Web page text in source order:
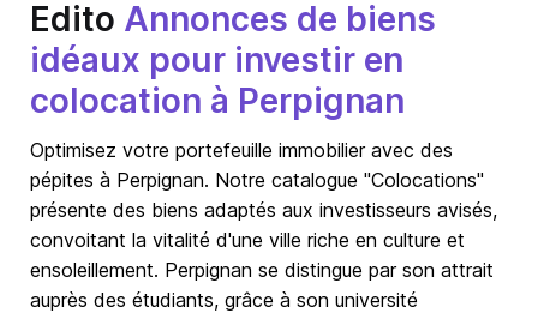
Edito Annonces de biens
idéaux pour investir en
colocation à Perpignan
Optimisez votre portefeuille immobilier avec des
pépites à Perpignan. Notre catalogue "Colocations"
présente des biens adaptés aux investisseurs avisés,
convoitant la vitalité d'une ville riche en culture et
ensoleillement. Perpignan se distingue par son attrait
auprès des étudiants, grâce à son université